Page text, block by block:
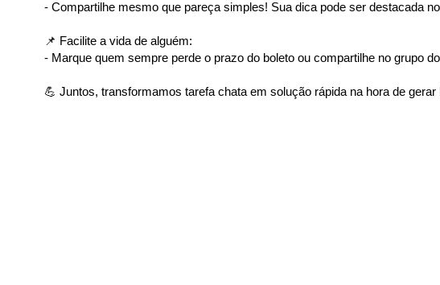
- Compartilhe mesmo que pareça simples! Sua dica pode ser destacada
📌 Facilite a vida de alguém:
- Marque quem sempre perde o prazo do boleto ou compartilhe no grupo
💪 Juntos, transformamos tarefa chata em solução rápida na hora de gerar